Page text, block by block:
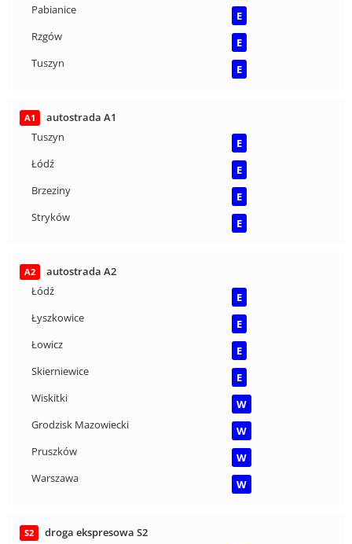
Pabianice
E
Rzgów
E
Tuszyn
E
A1
autostrada A1
Tuszyn
E
Łódź
E
Brzeziny
E
Stryków
E
A2
autostrada A2
Łódź
E
Łyszkowice
E
Łowicz
E
Skierniewice
E
Wiskitki
W
Grodzisk Mazowiecki
W
Pruszków
W
Warszawa
W
S2
droga ekspresowa S2